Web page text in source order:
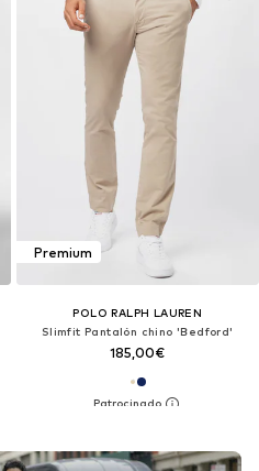
Premium
POLO RALPH LAUREN
Slimfit Pantalón chino 'Bedford'
185,00€